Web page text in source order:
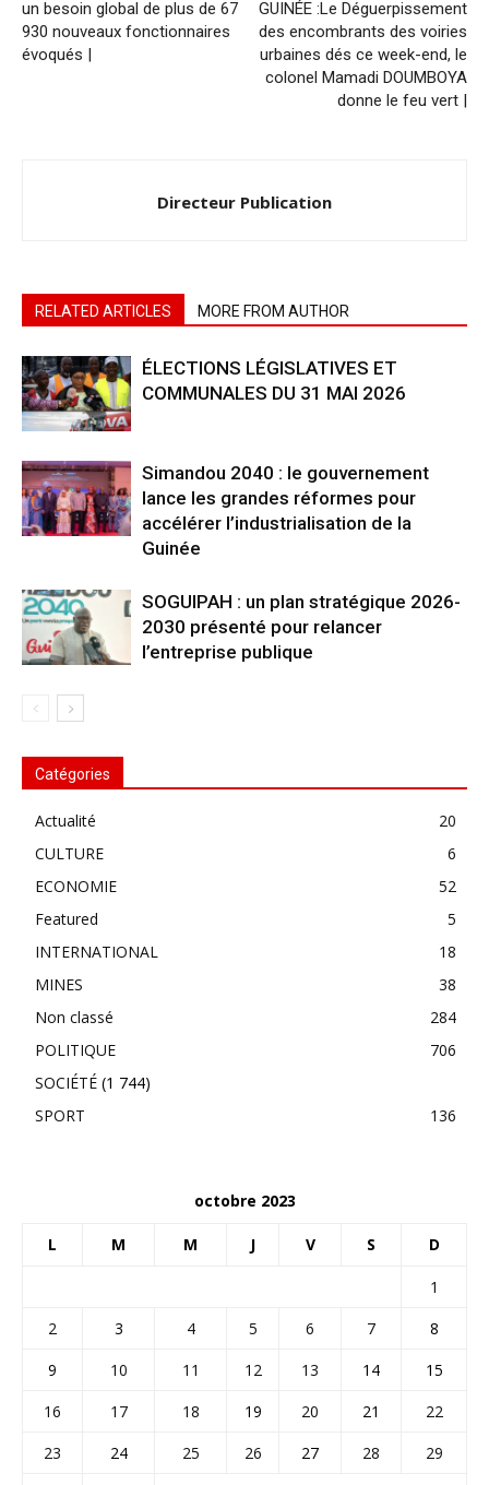
un besoin global de plus de 67
930 nouveaux fonctionnaires
évoqués |
GUINÉE :Le Déguerpissement
des encombrants des voiries
urbaines dés ce week-end, le
colonel Mamadi DOUMBOYA
donne le feu vert |
Directeur Publication
RELATED ARTICLES MORE FROM AUTHOR
ÉLECTIONS LÉGISLATIVES ET
COMMUNALES DU 31 MAI 2026
Simandou 2040 : le gouvernement
lance les grandes réformes pour
accélérer l’industrialisation de la
Guinée
SOGUIPAH : un plan stratégique 2026-
2030 présenté pour relancer
l’entreprise publique
Catégories
Actualité
20
CULTURE
6
ECONOMIE
52
Featured
5
INTERNATIONAL
18
MINES
38
Non classé
284
POLITIQUE
706
SOCIÉTÉ (1 744)
SPORT
136
octobre 2023
L M M J V S D
1
2
3 4 5 6 7
8
9
10 11 12 13 14
15
16
17 18 19 20 21
22
23
24 25 26 27 28
29